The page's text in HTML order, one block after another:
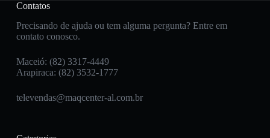
Contatos
Precisando de ajuda ou tem alguma pergunta? Entre em
contato conosco.
Maceió: (82) 3317-4449
Arapiraca: (82) 3532-1777
televendas@maqcenter-al.com.br